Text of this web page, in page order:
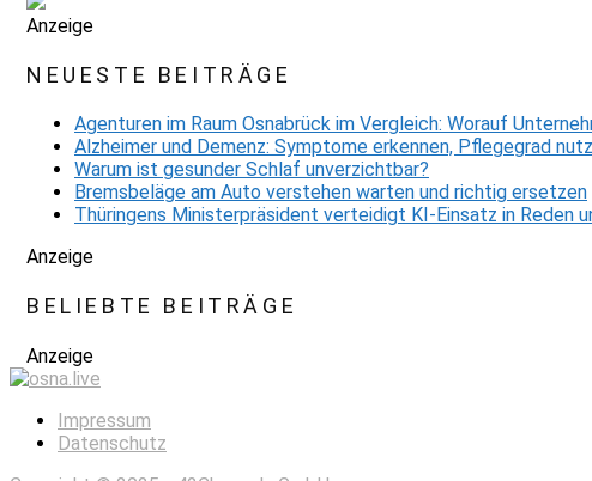
Anzeige
NEUESTE BEITRÄGE
Agenturen im Raum Osnabrück im Vergleich: Worauf
Alzheimer und Demenz: Symptome erkennen, Pflegegrad
Warum ist gesunder Schlaf unverzichtbar?
Bremsbeläge am Auto verstehen warten und richtig ersetzen
Thüringens Ministerpräsident verteidigt KI-Einsatz in Reden
Anzeige
BELIEBTE BEITRÄGE
Anzeige
Impressum
Datenschutz